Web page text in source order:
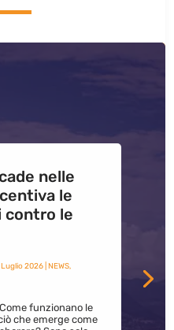
nelle
le
contro le
2026| NEWS,
funzionano le
che emerge come